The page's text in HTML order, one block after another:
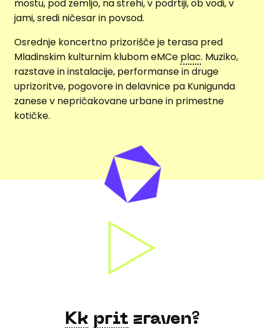
mostu, pod zemljo, na strehi, v podrtiji, ob vodi, v
jami, sredi ničesar in povsod.
Osrednje koncertno prizorišče je terasa pred
Mladinskim kulturnim klubom eMCe plac. Muziko,
razstave in instalacije, performanse in druge
uprizoritve, pogovore in delavnice pa Kunigunda
zanese v nepričakovane urbane in primestne
kotičke.
Kk prit zraven?